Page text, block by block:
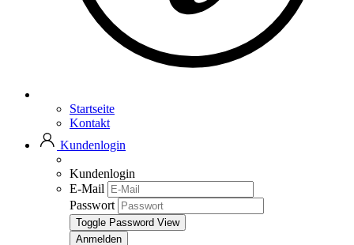
Startseite
Kontakt
Kundenlogin
Kundenlogin
E-Mail
Passwort
Toggle Password View